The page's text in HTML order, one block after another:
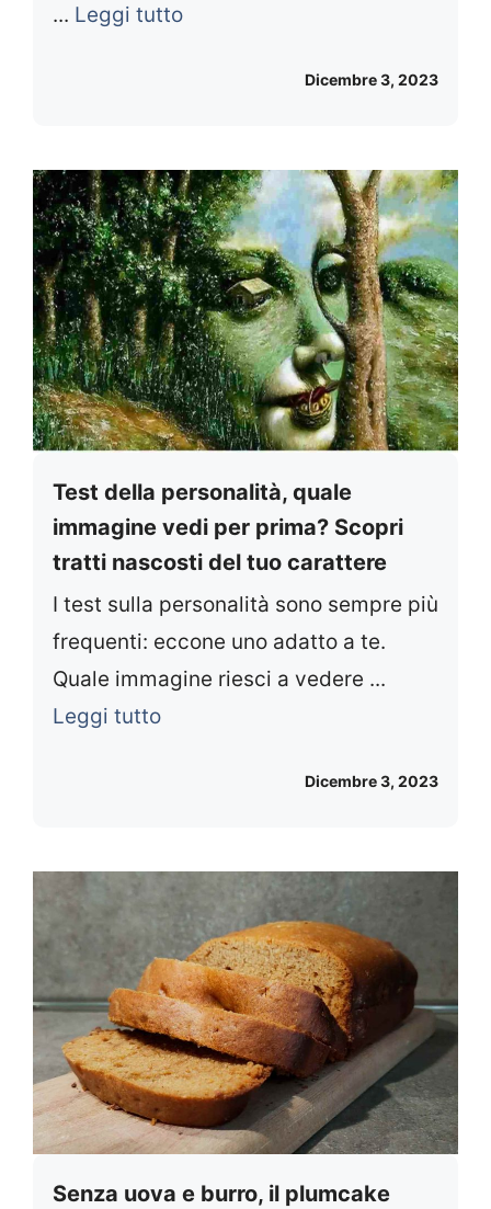
... Leggi tutto
Dicembre 3, 2023
Test della personalità, quale
immagine vedi per prima? Scopri
tratti nascosti del tuo carattere
I test sulla personalità sono sempre più
frequenti: eccone uno adatto a te.
Quale immagine riesci a vedere ...
Leggi tutto
Dicembre 3, 2023
Senza uova e burro, il plumcake